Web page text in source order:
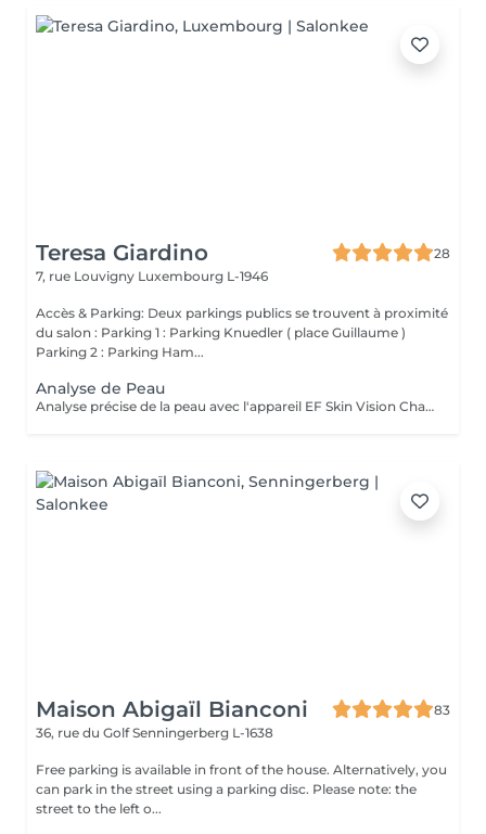
Teresa Giardino
28
7, rue Louvigny Luxembourg L-1946
Accès & Parking: Deux parkings publics se trouvent à proximité
du salon : Parking 1 : Parking Knuedler ( place Guillaume )
Parking 2 : Parking Ham...
Analyse de Peau
Analyse précise de la peau avec l'appareil EF Skin Vision Chaque peau étant unique, nous analysons ensemble les besoins actuels de votre peau. L'appareil diagnostic effectue une analyse complète. Il détermine l'identité de votre peau en quelques minutes, en se basant sur 9 paramètres spécifiques: hydratation, excès de sébum, élasticité, desquamation, pores, taches pigmentaires, rides pattes d'oie, rides du front, couperose.
Maison Abigaïl Bianconi
83
36, rue du GolfSenningerberg L-1638
Free parking is available in front of the house. Alternatively, you
can park in the street using a parking disc. Please note: the
street to the left o...